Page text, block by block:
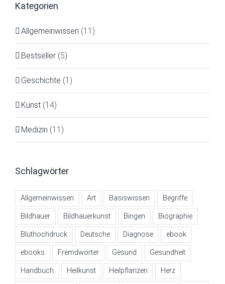
Kategorien
Allgemeinwissen (11)
Bestseller (5)
Geschichte (1)
Kunst (14)
Medizin (11)
Schlagwörter
Allgemeinwissen Art Basiswissen Begriffe
Bildhauer Bildhauerkunst Bingen Biographie
Bluthochdruck Deutsche Diagnose ebook
ebooks Fremdwörter Gesund Gesundheit
Handbuch Heilkunst Heilpflanzen Herz